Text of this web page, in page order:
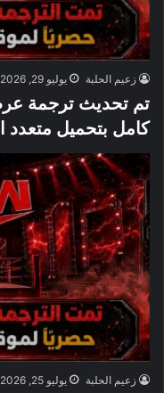
زعيم الحلبة يوليو 29, 2026
كامل بتحميل متعدد
زعيم الحلبة يوليو 25, 2026